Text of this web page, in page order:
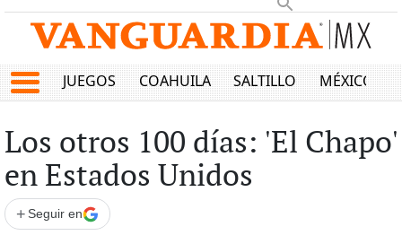
JUEGOS COAHUILA SALTILLO MÉXICO
Los otros 100 días: 'El Chapo'
en Estados Unidos
+ Seguir en